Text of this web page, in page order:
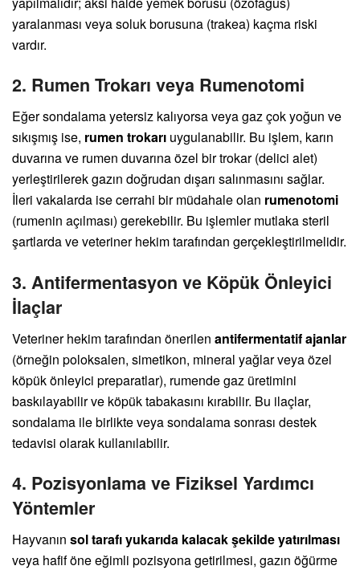
yaralanması veya soluk borusuna (trakea) kaçma riski
vardır.
2. Rumen Trokarı veya Rumenotomi
Eğer sondalama yetersiz kalıyorsa veya gaz çok yoğun ve
sıkışmış ise, rumen trokarı uygulanabilir. Bu işlem, karın
duvarına ve rumen duvarına özel bir trokar (delici alet)
yerleştirilerek gazın doğrudan dışarı salınmasını sağlar.
İleri vakalarda ise cerrahi bir müdahale olan rumenotomi
(rumenin açılması) gerekebilir. Bu işlemler mutlaka steril
şartlarda ve veteriner hekim tarafından gerçekleştirilmelidir.
3. Antifermentasyon ve Köpük Önleyici
İlaçlar
Veteriner hekim tarafından önerilen antifermentatif ajanlar
(örneğin poloksalen, simetikon, mineral yağlar veya özel
köpük önleyici preparatlar), rumende gaz üretimini
baskılayabilir ve köpük tabakasını kırabilir. Bu ilaçlar,
sondalama ile birlikte veya sondalama sonrası destek
tedavisi olarak kullanılabilir.
4. Pozisyonlama ve Fiziksel Yardımcı
Yöntemler
Hayvanın sol tarafı yukarıda kalacak şekilde yatırılması
veya hafif öne eğimli pozisyona getirilmesi, gazın öğürme